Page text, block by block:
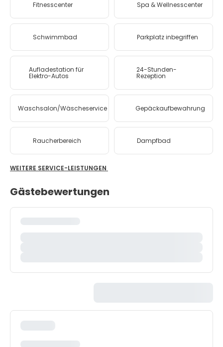
Fitnesscenter Spa & Wellnesscenter
Schwimmbad Parkplatz inbegriffen
Aufladestation für
Elektro-Autos
24-Stunden-
Rezeption
Waschsalon/Wäscheservice Gepäckaufbewahrung
Raucherbereich Dampfbad
WEITERE SERVICE-LEISTUNGEN
Gästebewertungen